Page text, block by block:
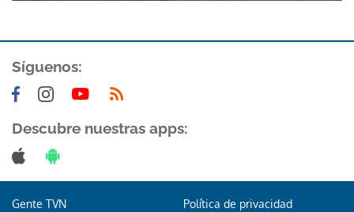
Síguenos:
Descubre nuestras apps:
Gente TVN Política de privacidad